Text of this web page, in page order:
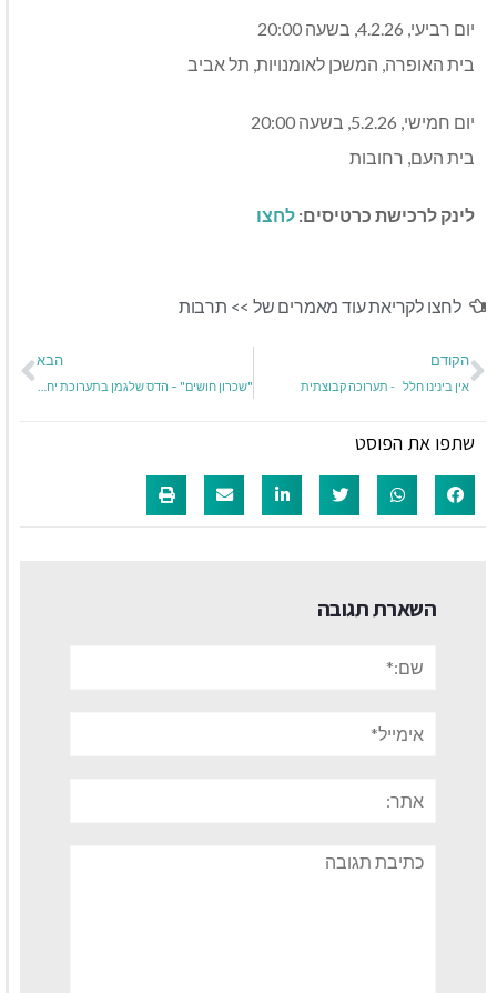
יום רביעי, 4.2.26, בשעה 20:00
בית האופרה, המשכן לאומנויות, תל אביב
יום חמישי, 5.2.26, בשעה 20:00
בית העם, רחובות
לינק לרכישת כרטיסים: לחצו
לחצו לקריאת עוד מאמרים של >> תרבות
הקודם
אין בינינו חלל - תערוכה קבוצתית
הבא
שתפו את הפוסט
השארת תגובה
תגובה